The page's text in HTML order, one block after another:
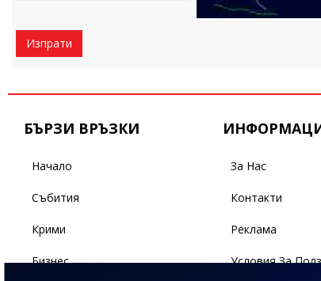
Изпрати
БЪРЗИ ВРЪЗКИ
Начало
Събития
Крими
Бизнес
За Нас
Контакти
Реклама
Условия За